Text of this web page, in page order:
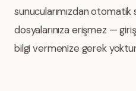
sunucularımızdan otomatik
dosyalarınıza erişmez —
bilgi vermenize gerek